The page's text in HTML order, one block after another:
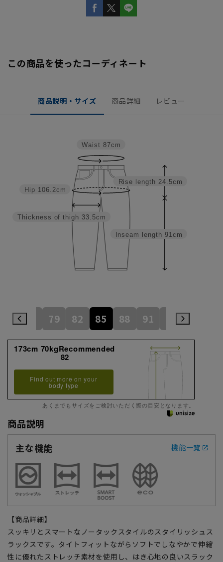
この商品を使ったコーディネート
商品説明・サイズ 商品詳細 レビュー
Inseam length 91cm
Rise length 24.5cm
Thickness of thigh 33.5cm
Hip 106.2cm
Waist 87cm
76 79 82 85 88 91 94
173cm 70kgRecommended
82
Find out more on your
body type
あくまでもサイズをご検討いただく際の目安となります。
商品説明
主な機能
機能一覧
【商品詳細】
スッキリとスマートなノータックスタイルのスタイリッシュス
ラックスです。タイトフィットながらソフトでしなやかで伸縮
性に優れたストレッチ素材を使用し、はき心地の良いスラック